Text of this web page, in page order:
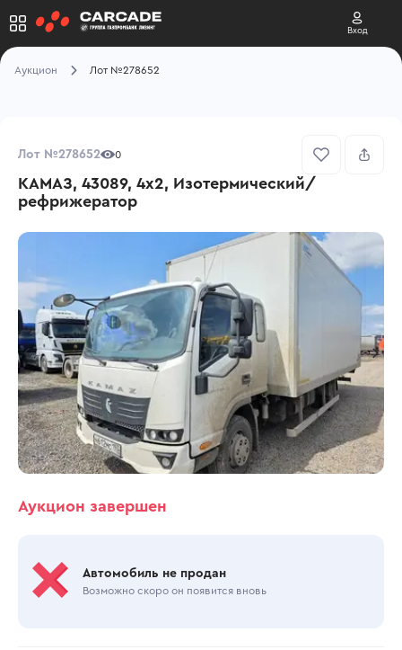
Вход
Аукцион Лот №278652
Лот №278652 0
КАМАЗ, 43089, 4x2, Изотермический/
рефрижератор
Аукцион завершен
Автомобиль не продан
Возможно скоро он появится вновь